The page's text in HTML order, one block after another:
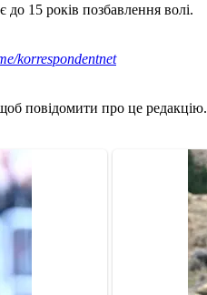
15 років позбавлення волі.
korrespondentnet
повідомити про це редакцію.